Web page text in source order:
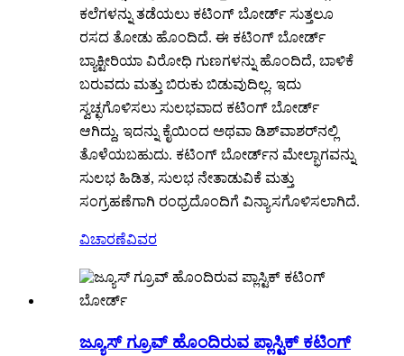
ಕಲೆಗಳನ್ನು ತಡೆಯಲು ಕಟಿಂಗ್ ಬೋರ್ಡ್ ಸುತ್ತಲೂ
ರಸದ ತೋಡು ಹೊಂದಿದೆ. ಈ ಕಟಿಂಗ್ ಬೋರ್ಡ್
ಬ್ಯಾಕ್ಟೀರಿಯಾ ವಿರೋಧಿ ಗುಣಗಳನ್ನು ಹೊಂದಿದೆ, ಬಾಳಿಕೆ
ಬರುವದು ಮತ್ತು ಬಿರುಕು ಬಿಡುವುದಿಲ್ಲ. ಇದು
ಸ್ವಚ್ಛಗೊಳಿಸಲು ಸುಲಭವಾದ ಕಟಿಂಗ್ ಬೋರ್ಡ್
ಆಗಿದ್ದು, ಇದನ್ನು ಕೈಯಿಂದ ಅಥವಾ ಡಿಶ್‌ವಾಶರ್‌ನಲ್ಲಿ
ತೊಳೆಯಬಹುದು. ಕಟಿಂಗ್ ಬೋರ್ಡ್‌ನ ಮೇಲ್ಭಾಗವನ್ನು
ಸುಲಭ ಹಿಡಿತ, ಸುಲಭ ನೇತಾಡುವಿಕೆ ಮತ್ತು
ಸಂಗ್ರಹಣೆಗಾಗಿ ರಂಧ್ರದೊಂದಿಗೆ ವಿನ್ಯಾಸಗೊಳಿಸಲಾಗಿದೆ.
ವಿಚಾರಣೆವಿವರ
ಜ್ಯೂಸ್ ಗ್ರೂವ್ ಹೊಂದಿರುವ ಪ್ಲಾಸ್ಟಿಕ್ ಕಟಿಂಗ್